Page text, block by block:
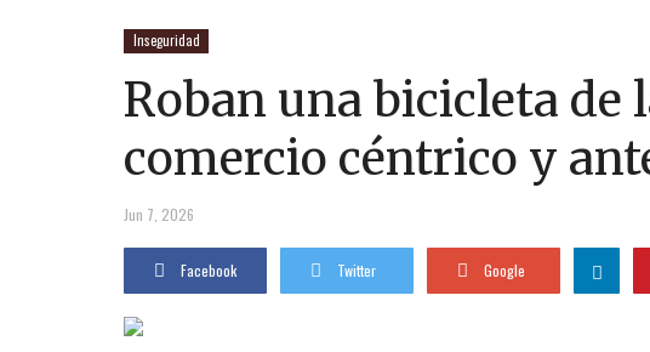
Inseguridad
Roban una bicicleta de
comercio céntrico y
Jun 7, 2026
Facebook Twitter Google